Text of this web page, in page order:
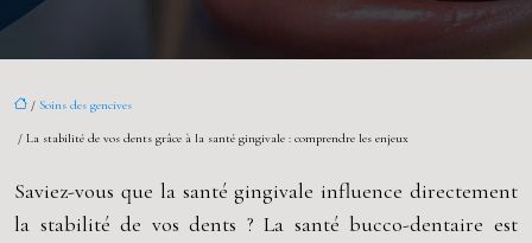
/ Soins des gencives
/ La stabilité de vos dents grâce à la santé gingivale : comprendre les enjeux
Saviez-vous que la santé gingivale influence directement
la stabilité de vos dents ? La santé bucco-dentaire est